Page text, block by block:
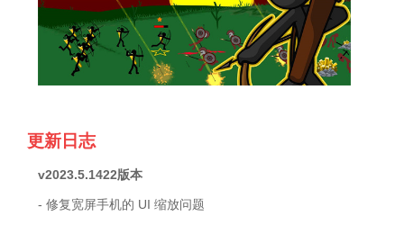
更新日志
v2023.5.1422版本
- 修复宽屏手机的 UI 缩放问题